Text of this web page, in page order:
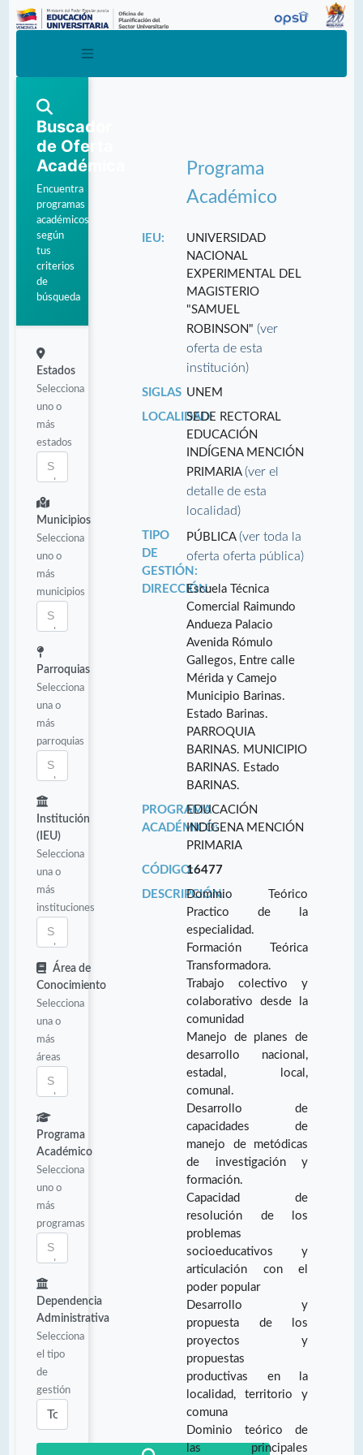
Buscador
de Oferta
Académica
Encuentra
programas
académicos
según
tus
criterios
de
búsqueda
Estados
Selecciona
uno o
más
estados
Municipios
Selecciona
uno o
más
municipios
Parroquias
Selecciona
una o
más
parroquias
Institución
(IEU)
Selecciona
una o
más
instituciones
Área de
Conocimiento
Selecciona
una o
más
áreas
Programa
Académico
Selecciona
uno o
más
programas
Dependencia
Administrativa
Selecciona
el tipo
de
gestión
Programa
Académico
IEU:
UNIVERSIDAD
NACIONAL
EXPERIMENTAL DEL
MAGISTERIO
"SAMUEL
ROBINSON"(ver
oferta de esta
institución)
SIGLAS UNEM
LOCALIDAD:SEDE RECTORAL
EDUCACIÓN
INDÍGENA MENCIÓN
PRIMARIA(ver el
detalle de esta
localidad)
TIPO
DE
GESTIÓN:
PÚBLICA(ver toda la
oferta oferta pública)
DIRECCIÓN:Escuela Técnica
Comercial Raimundo
Andueza Palacio
Avenida Rómulo
Gallegos, Entre calle
Mérida y Camejo
Municipio Barinas.
Estado Barinas.
PARROQUIA
BARINAS. MUNICIPIO
BARINAS. Estado
BARINAS.
PROGRAMA
ACADÉMICO:
EDUCACIÓN
INDÍGENA MENCIÓN
PRIMARIA
CÓDIGO:16477
DESCRIPCIÓN:Dominio Teórico
Practico de la
especialidad.
Formación Teórica
Transformadora.
Trabajo colectivo y
colaborativo desde la
comunidad
Manejo de planes de
desarrollo nacional,
estadal, local,
comunal.
Desarrollo de
capacidades de
manejo de metódicas
de investigación y
formación.
Capacidad de
resolución de los
problemas
socioeducativos y
articulación con el
poder popular
Desarrollo y
propuesta de los
proyectos y
propuestas
productivas en la
localidad, territorio y
comuna
Dominio teórico de
las principales